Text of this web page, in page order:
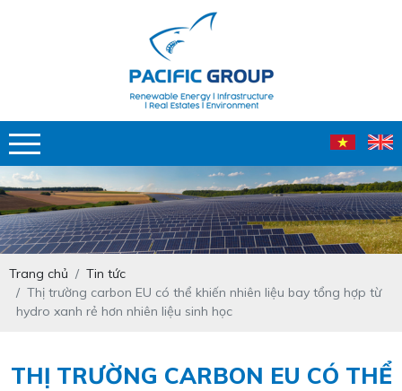
Trang chủ
Tin tức
Thị trường carbon EU có thể khiến nhiên liệu bay tổng hợp từ
hydro xanh rẻ hơn nhiên liệu sinh học
THỊ TRƯỜNG CARBON EU CÓ THỂ